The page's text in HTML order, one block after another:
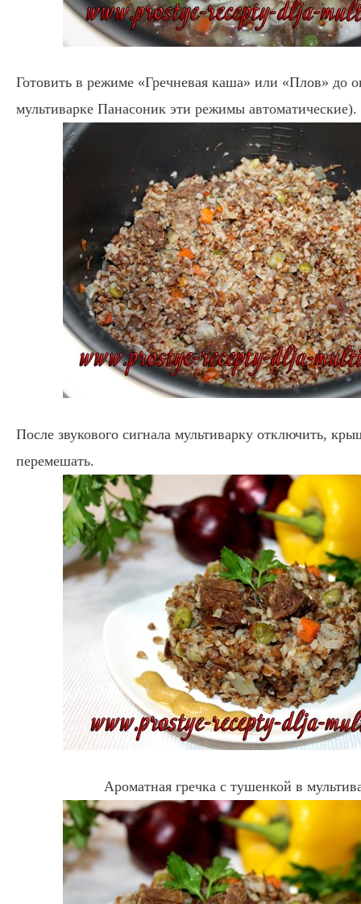
Готовить в режиме «Гречневая каша» или «Плов» до
мультиварке Панасоник эти режимы автоматические).
После звукового сигнала мультиварку отключить,
перемешать.
Ароматная гречка с тушенкой в